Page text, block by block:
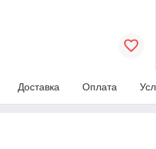
Доставка Оплата